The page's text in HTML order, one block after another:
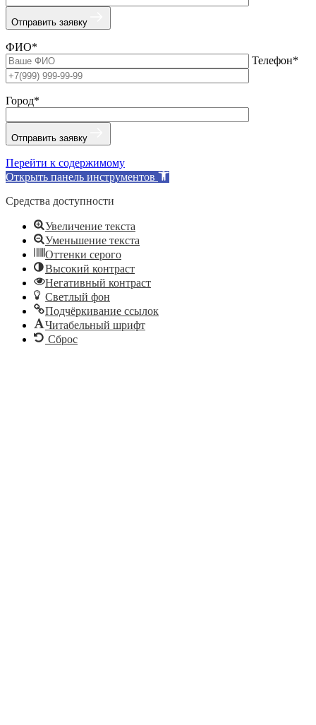
Отправить заявку
ФИО*
Телефон*
Город*
Отправить заявку
Перейти к содержимому
Открыть панель инструментов
Средства доступности
Увеличение текста
Уменьшение текста
Оттенки серого
Высокий контраст
Негативный контраст
Светлый фон
Подчёркивание ссылок
Читабельный шрифт
Сброс